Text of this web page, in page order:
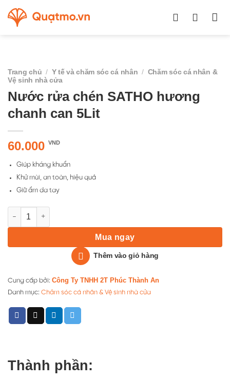
đến
Trang chủ / Y tế và chăm sóc cá nhân / Chăm sóc cá nhân &
Vệ sinh nhà cửa
Nước rửa chén SATHO hương
chanh can 5Lit
60.000 VND
Giúp kháng khuẩn
Khử mùi, an toàn, hiệu quả
Giữ ẩm da tay
Nước rửa chén SATHO hương chanh can 5Lit số lượng
Mua ngay
Thêm vào giỏ hàng
Cung cấp bởi: Công Ty TNHH 2T Phúc Thành An
Danh mục: Chăm sóc cá nhân & Vệ sinh nhà cửa
Thành phần: